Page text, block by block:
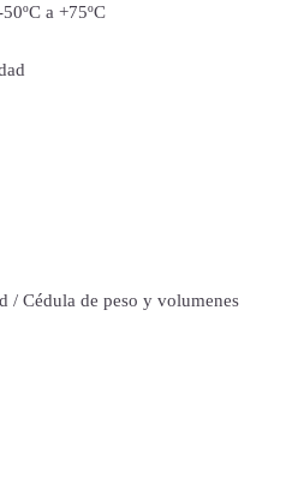
a +75ºC
/ Cédula de peso y volumenes